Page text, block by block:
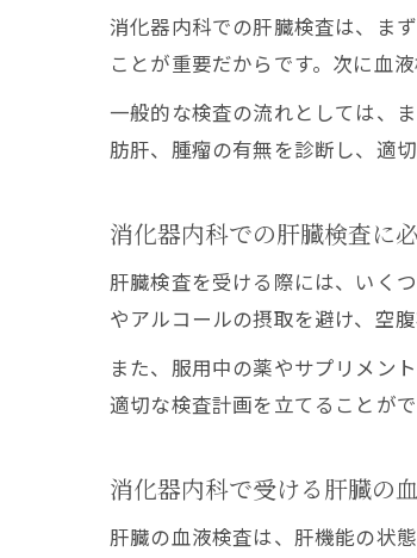
消化器内科での肝臓検査は、ま
ことが重要だからです。次に血
一般的な検査の流れとしては、
肪肝、腫瘤の有無を診断し、適
消化器内科での肝臓検査に
肝臓検査を受ける際には、いく
やアルコールの摂取を避け、空
また、服用中の薬やサプリメン
適切な検査計画を立てることが
消化器内科で受ける肝臓の
肝臓の血液検査は、肝機能の状